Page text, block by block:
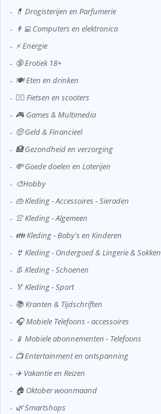
💊 Drogisterijen en Parfumerie
👨‍💻 Computers en elektronica
⚡ Energie
🔞 Erotiek 18+
🍽️ Eten en drinken
🚴‍♂️ Fietsen en scooters
🎮 Games & Multimedia
🤑 Geld & Financieel
🏥 Gezondheid en verzorging
💸 Goede doelen en Loterijen
🎨Hobby
👜 Kleding - Accessoires - Sieraden
👚 Kleding - Algemeen
👪 Kleding - Baby's en Kinderen
👙 Kleding - Ondergoed & Lingerie & Sokken
👢 Kleding - Schoenen
🏅 Kleding - Sport
📚 Kranten & Tijdschriften
🎧 Mobiele Telefoons - accessoires
📱 Mobiele abonnementen - Telefoons
📺 Entertainment en ontspanning
✈️ Vakantie en Reizen
🏠 Oktober woonmaand
🌿 Smartshops